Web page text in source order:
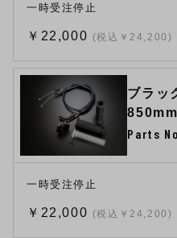
一時受注停止
￥22,000 (税込￥24,200)
ブラッ
850mm
Parts
一時受注停止
￥22,000 (税込￥24,200)